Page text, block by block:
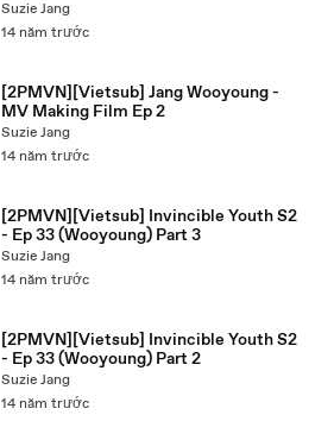
Suzie Jang
14 năm trước
[2PMVN][Vietsub] Jang Wooyoung -
MV Making Film Ep 2
Suzie Jang
14 năm trước
[2PMVN][Vietsub] Invincible Youth S2
- Ep 33 (Wooyoung) Part 3
Suzie Jang
14 năm trước
[2PMVN][Vietsub] Invincible Youth S2
- Ep 33 (Wooyoung) Part 2
Suzie Jang
14 năm trước